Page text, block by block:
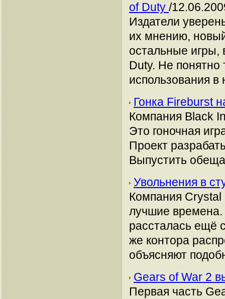
of Duty /
Издатели
их мнению,
остальные игры,
Duty. Не понятно
использования
Гонка Fireburst
Компания Black
Это гоночная
Проект
Выпустить
Увольнения в
Компания
лучшие времена.
рассталась ещё
же контора
объясняют
Gears of War 2
Первая часть